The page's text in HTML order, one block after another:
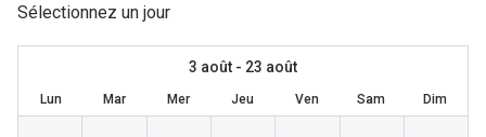
Lunettes d'ordinateur
Abonnement lunettes
Sélectionnez un jour
3 août - 23 août
Lun Mar Mer Jeu Ven Sam Dim